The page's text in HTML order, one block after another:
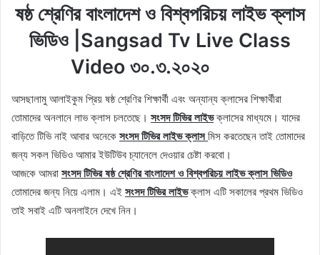
ষষ্ঠ শ্রেণির বাংলাদেশ ও বিশ্বপরিচয় লাইভ ক্লাস
ভিডিও |Sangsad Tv Live Class
Video ৩০.৩.২০২০
আসছালামু আলাইকুম প্রিয় ষষ্ঠ শ্রেণির শিক্ষার্থী এবং অন্যান্য ক্লাসের শিক্ষার্থীরা
তোমাদের অনলানে লাভ ক্লাস চলতেছে। সংসদ টিভির লাইভক্লাসের মাধ্যমে। যাদের
বাড়িতে টিভি নাই আবার অনেকে সংসদ টিভির লাইভ ক্লাসমিস করতেছেন তাই তোমাদের
জন্য সকল ভিডিও আমার ইউটিউব চ্যানেলে দেওয়ার চেষ্টা করবো।
আজকে আমরা সংসদ টিভির ষষ্ঠ শ্রেণির বাংলাদেশ ও বিশ্বপরিচয় লাইভ ক্লাস ভিডিও
তোমাদের জন্য নিয়ে এলাম। এই সংসদ টিভির লাইভক্লাস এটি সকালের প্রথম ভিডিও
তাই সবাই এটি অনলাইনে দেখে নিন।